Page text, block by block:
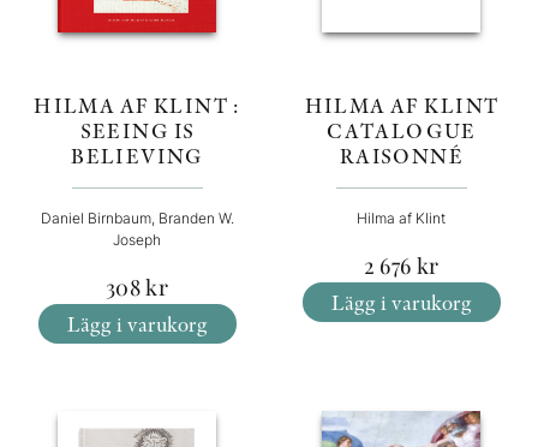
HILMA AF KLINT :
SEEING IS
BELIEVING
Daniel Birnbaum, Branden W.
Joseph
308kr
Lägg i varukorg
HILMA AF KLINT
CATALOGUE
RAISONNÉ
Hilma af Klint
2 676 kr
Lägg i varukorg